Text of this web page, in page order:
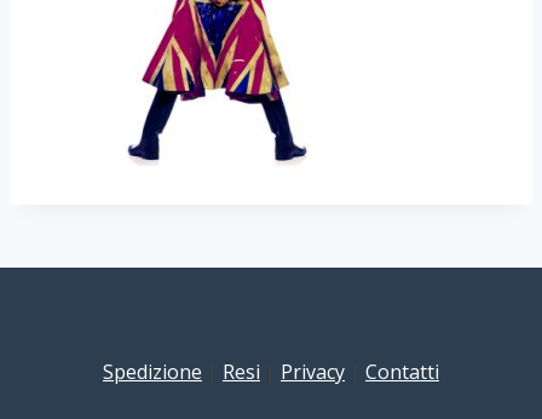
Spedizione Resi Privacy Contatti